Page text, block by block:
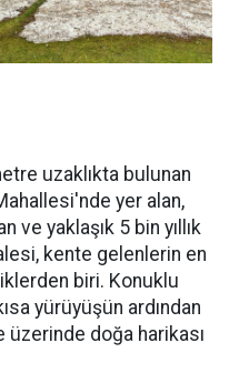
uzaklıkta bulunan
yer alan,
ve yaklaşık 5 bin yıllık
kente gelenlerin en
biri. Konuklu
yürüyüşün ardından
üzerinde doğa harikası